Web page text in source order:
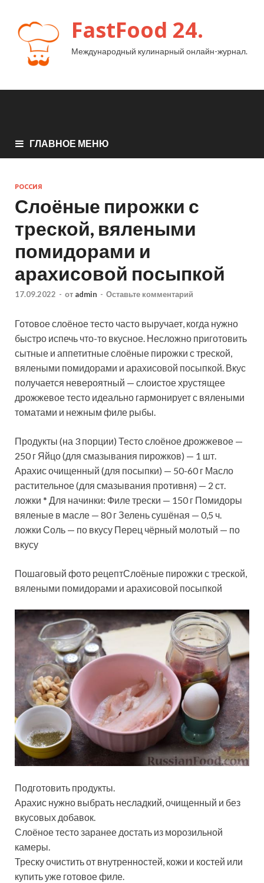
FastFood 24.
Международный кулинарный онлайн-журнал.
ГЛАВНОЕ МЕНЮ
РОССИЯ
Слоёные пирожки с
треской, вялеными
помидорами и
арахисовой посыпкой
17.09.2022 - от admin - Оставьте комментарий
Готовое слоёное тесто часто выручает, когда нужно
быстро испечь что-то вкусное. Несложно приготовить
сытные и аппетитные слоёные пирожки с треской,
вялеными помидорами и арахисовой посыпкой. Вкус
получается невероятный — слоистое хрустящее
дрожжевое тесто идеально гармонирует с вялеными
томатами и нежным филе рыбы.
Продукты (на 3 порции) Тесто слоёное дрожжевое —
250 г Яйцо (для смазывания пирожков) — 1 шт.
Арахис очищенный (для посыпки) — 50-60 г Масло
растительное (для смазывания противня) — 2 ст.
ложки * Для начинки: Филе трески — 150 г Помидоры
вяленые в масле — 80 г Зелень сушёная — 0,5 ч.
ложки Соль — по вкусу Перец чёрный молотый — по
вкусу
Пошаговый фото рецептСлоёные пирожки с треской,
вялеными помидорами и арахисовой посыпкой
Подготовить продукты.
Арахис нужно выбрать несладкий, очищенный и без
вкусовых добавок.
Слоёное тесто заранее достать из морозильной
камеры.
Треску очистить от внутренностей, кожи и костей или
купить уже готовое филе.